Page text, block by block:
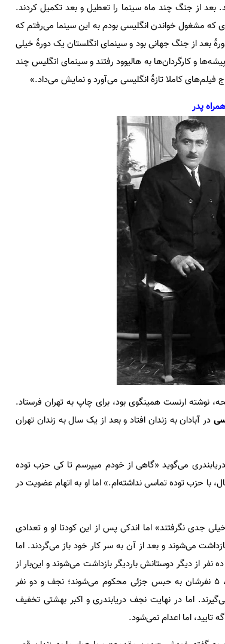
از جنگ چند ماه سینما را تعطیل و بعد تكمیل كردند.
مشغول خواندن انگلیسی بودم به این سینما می‌رفتم که
بعد از جنگ جهانی بود و سینمای انگلستان یک دورۀ خیلی
و کارگردان‌ها به هالیوود رفتند و سینمای انگلیس چند
كاملا تازۀ انگلیسی می‌آورد و نمایش می‌داد.»
پدر
اسلحه، نوشته ارنست همینگوی بود، برای چاپ به تهران فرستاد.
در آبادان به زندان افتاد و بعد از یک سال به زندان تهران
می‌گوید «گاهی از خودم میپرسم تا کی حزب توده
با حزب توده تماسی نداشته‌ام.» اما او به اتهام عضویت در
مانند سایر اعضا حزب توده کودتای ۲۸ مرداد ۱۳۳۲ را «خیلی جدی نگرفتند» اما اندکی پس از این کودتا او و تعدادی
شهر را به کلانتری احضار می‌کنند و بار اول ۷-۸ روز بازداشت می‌شوند و بعد از آن به سر کار خود باز می‌گردند. اما
از دیگر دوستانش باردیگر بازداشت می‌شوند و این‌بار از
شرکت نفت هم اخراج می‌شوند. برایشان دادگاهی تشکیل می‌شود، ۵ نفرشان به حبس جزئی محکوم می‌شوند؛ نجف و دو نفر
اما در نهایت نجف دریابندری و اکبر بهشتی تخفیف
اما اعدام نمی‌شود.